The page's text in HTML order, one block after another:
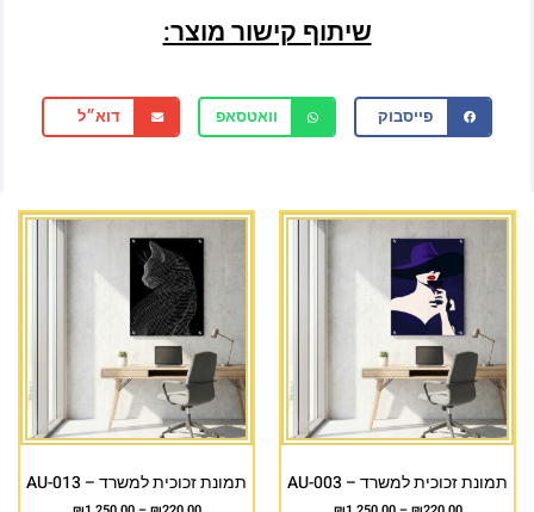
שיתוף קישור מוצר:
פייסבוק וואטסאפ דוא״ל
תמונת זכוכית למשרד – AU-003 תמונת זכוכית למשרד – AU-013